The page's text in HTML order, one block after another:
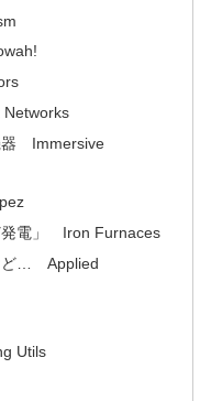
器 Immersive
発電」 Iron Furnaces
ど… Applied
Utils